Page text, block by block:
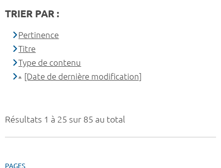
Résultats 1 à 25 sur 85 au total
PAGES
TRIER PAR :
Pertinence
Titre
Type de contenu
[Date de dernière modification]